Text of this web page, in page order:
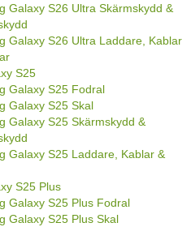
Galaxy S26 Ultra Skärmskydd &
Galaxy S26 Ultra Laddare, Kablar
S25
Galaxy S25 Fodral
Galaxy S25 Skal
Galaxy S25 Skärmskydd &
Galaxy S25 Laddare, Kablar &
S25 Plus
Galaxy S25 Plus Fodral
Galaxy S25 Plus Skal